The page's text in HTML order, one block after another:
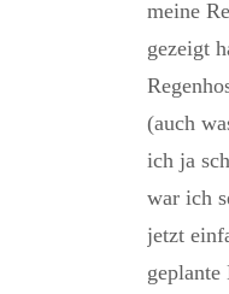
meine
gezeigt
(auch
ich ja
war ich
jetzt